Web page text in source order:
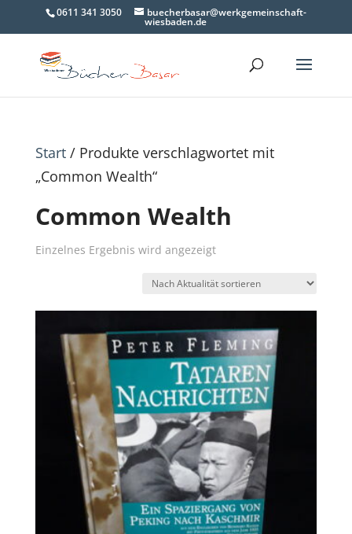
0611 341 3050 buecherbasar@werkgemeinschaft-
wiesbaden.de
Start/ Produkte verschlagwortet mit
„Common Wealth“
Common Wealth
Einzelnes Ergebnis wird angezeigt